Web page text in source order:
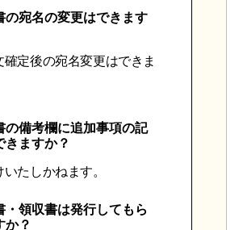
の宛名の変更はできます
確定後の宛名変更はできま
の備考欄に追加事項の記
きますか？
たしかねます。
・領収書は発行してもら
か？